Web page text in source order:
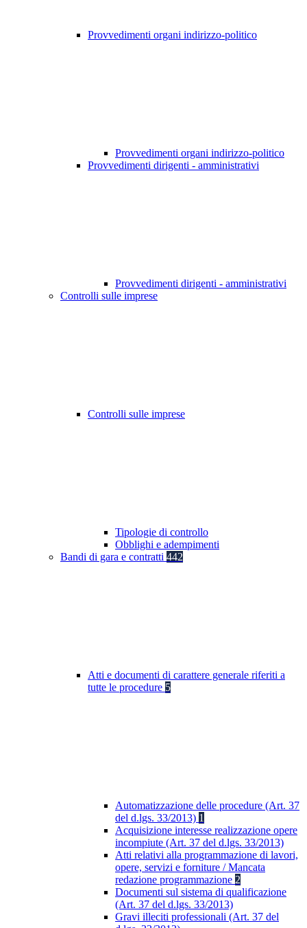
Provvedimenti organi indirizzo-politico
Provvedimenti organi indirizzo-politico
Provvedimenti dirigenti - amministrativi
Provvedimenti dirigenti - amministrativi
Controlli sulle imprese
Controlli sulle imprese
Tipologie di controllo
Obblighi e adempimenti
Bandi di gara e contratti 442
Atti e documenti di carattere generale riferiti a
tutte le procedure 5
Automatizzazione delle procedure (Art. 37
del d.lgs. 33/2013) 1
Acquisizione interesse realizzazione opere
incompiute (Art. 37 del d.lgs. 33/2013)
Atti relativi alla programmazione di lavori,
opere, servizi e forniture / Mancata
redazione programmazione 2
Documenti sul sistema di qualificazione
(Art. 37 del d.lgs. 33/2013)
Gravi illeciti professionali (Art. 37 del